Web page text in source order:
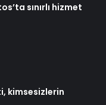
sınırlı hizmet
kimsesizlerin